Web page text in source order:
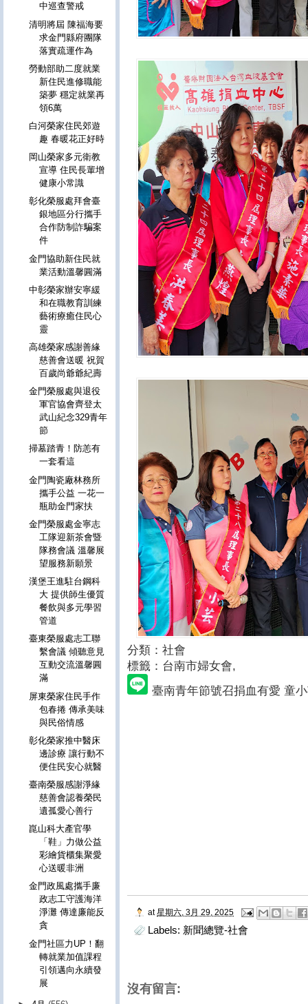
分類：社會
標籤：台南市婦女會,
臺南青年節號召捐血有愛 童
at 星期六, 3月 29, 2025
Labels: 新聞總覽-社會
沒有留言:
中巡查警戒
清明將屆 陳福海要
求金門縣府團隊
落實疏運作為
勞動部助二度就業
新住民進修職能
築夢 穩定就業再
領6萬
白河榮家住民郊遊
趣 春暖花正好時
岡山榮家多元衛教
宣導 住民長輩增
健康小常識
彰化榮服處拜會臺
銀地區分行攜手
合作防制詐騙案
件
金門協助新住民就
業活動溫馨圓滿
中彰榮家辦安寧緩
和在職教育訓練
藝術療癒住民心
靈
高雄榮家感謝善緣
慈善會送暖 祝賀
百歲尚爺爺紀壽
金門榮服處與退役
軍官協會齊登太
武山紀念329青年
節
掃墓踏青！防恙有
一套看這
金門陶瓷廠林務所
攜手公益 一花一
瓶助金門家扶
金門榮服處金寧志
工隊迎新茶會暨
隊務會議 溫馨展
望服務新願景
漢堡王進駐台鋼科
大 提供師生優質
餐飲與多元學習
管道
臺東榮服處志工聯
繫會議 傾聽意見
互動交流溫馨圓
滿
屏東榮家住民手作
包春捲 傳承美味
與民俗情感
彰化榮家推中醫床
邊診療 讓行動不
便住民安心就醫
臺南榮服感謝淨緣
慈善會認養榮民
遺孤愛心善行
崑山科大產官學
「鞋」力做公益
彩繪貨櫃集聚愛
心送暖非洲
金門政風處攜手廉
政志工守護海洋
淨灘 傳達廉能反
貪
金門社區力UP！翻
轉就業加值課程
引領邁向永續發
展